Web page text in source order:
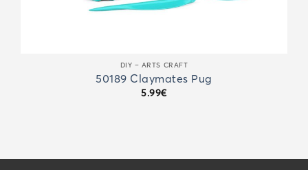
DIY – ARTS CRAFT
50189 Claymates Pug
5.99€